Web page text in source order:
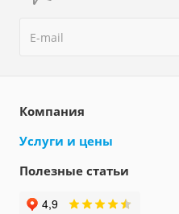
Компания
Услуги и цены
Полезные статьи